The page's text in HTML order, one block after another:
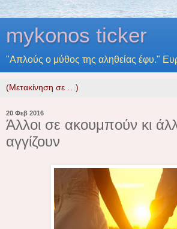
mykonos ticker
"Απλούς ο μύθος της αληθείας έφυ."
20 Φεβ 2016
Άλλοι σε ακουμπούν κι
αγγίζουν